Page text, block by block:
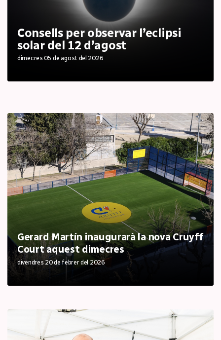
Consells per observar l’eclipsi
solar del 12 d’agost
dimecres 05 de agost del 2026
Gerard Martín inaugurarà la nova Cruyff
Court aquest dimecres
divendres 20 de febrer del 2026